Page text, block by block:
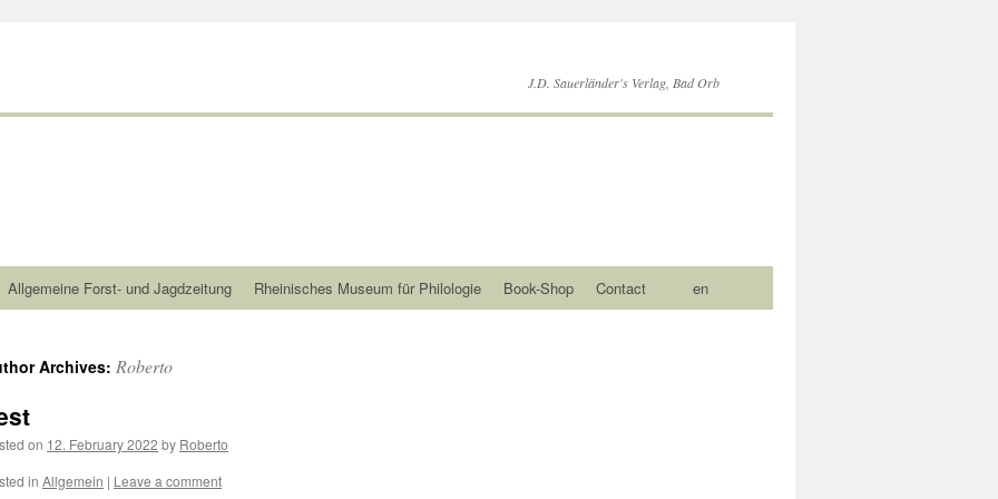
J.D. Sauerländer's Verlag, Bad Orb
Allgemeine Forst- und Jagdzeitung Rheinisches Museum für Philologie Book-Shop Contact en
Archives: Roberto
on 12. February 2022 by Roberto
in Allgemein | Leave a comment